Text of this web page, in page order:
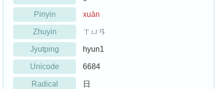
Pinyin xuān
Zhuyin ㄒㄩㄢ
Jyutping hyun1
Unicode 6684
Radical 日